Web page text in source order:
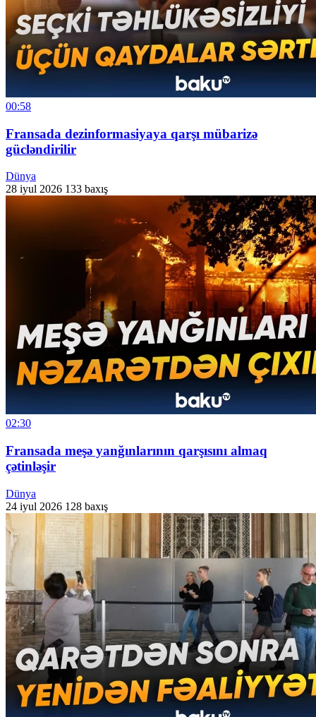
00:58
Fransada dezinformasiyaya qarşı mübarizə
gücləndirilir
Dünya
28 iyul 2026 133 baxış
02:30
Fransada meşə yanğınlarının qarşısını almaq
çətinləşir
Dünya
24 iyul 2026 128 baxış